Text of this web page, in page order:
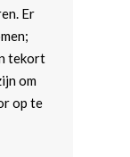
Er
tekort
om
op te